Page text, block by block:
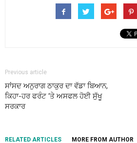
Previous article
ਸਾਂਸਦ ਅਨੁਰਾਗ ਠਾਕੁਰ ਦਾ ਵੱਡਾ ਬਿਆਨ,
ਕਿਹਾ-ਹਰ ਫਰੰਟ ‘ਤੇ ਅਸਫਲ ਹੋਈ ਸੁੱਖੂ
ਸਰਕਾਰ
RELATED ARTICLES MORE FROM AUTHOR